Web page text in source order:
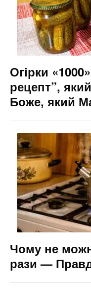
o
k
Огірки
рецепт”,
Боже, який
Чому не
рази —